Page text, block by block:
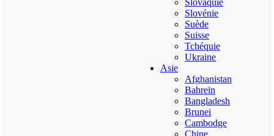
Slovaquie
Slovénie
Suède
Suisse
Tchéquie
Ukraine
Asie
Afghanistan
Bahreïn
Bangladesh
Brunei
Cambodge
Chine